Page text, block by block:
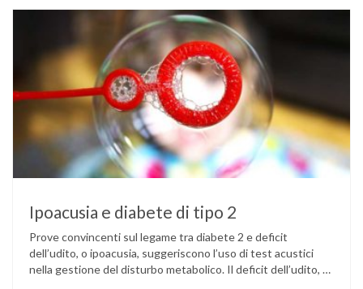
come ingannare il metabolismo ed evitare che gli zuccheri …
Ipoacusia e diabete di tipo 2
Prove convincenti sul legame tra diabete 2 e deficit
dell’udito, o ipoacusia, suggeriscono l’uso di test acustici
nella gestione del disturbo metabolico. Il deficit dell’udito, o